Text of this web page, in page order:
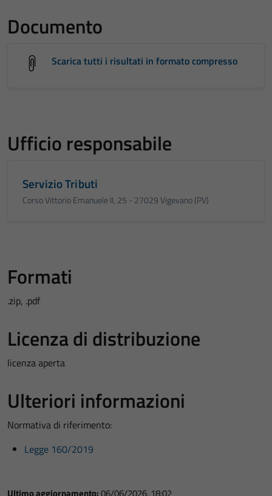
Documento
Scarica tutti i risultati in formato compresso
Ufficio responsabile
Servizio Tributi
Corso Vittorio Emanuele II, 25 - 27029 Vigevano (PV)
Formati
.zip, .pdf
Licenza di distribuzione
licenza aperta
Ulteriori informazioni
Normativa di riferimento:
Legge 160/2019